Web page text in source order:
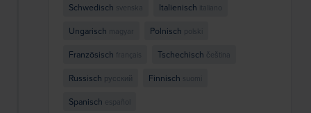
Schwedisch svenska Italienisch italiano
Ungarisch magyar Polnisch polski
Französisch français Tschechisch čeština
Russisch русский Finnisch suomi
Spanisch español